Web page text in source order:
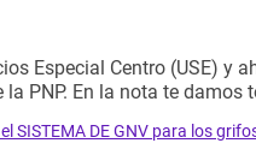
Especial Centro (USE) y
PNP. En la nota te damos
SISTEMA DE GNV para los